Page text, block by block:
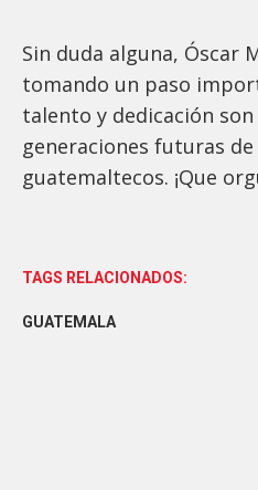
Sin duda alguna, Óscar
tomando un paso
talento y dedicación
generaciones futuras
guatemaltecos. ¡Que
TAGS RELACIONADOS:
GUATEMALA